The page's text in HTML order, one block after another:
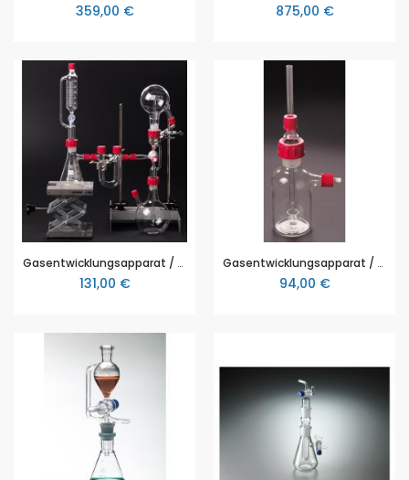
359,00 € 875,00 €
Gasentwicklungsapparat / Gasentwickler (RODAVISS), zum Andocken an die Springbrunnenapparatur
131,00 €
Gasentwicklungsapparat / Gasentwickler (RODAVISS), für kleinere Gasmengen
94,00 €